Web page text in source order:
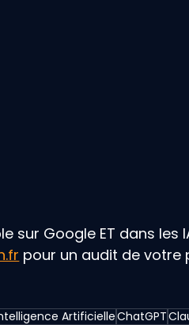
sur Google ET dans les
pour un audit de votre
ArtificielleChatGPT